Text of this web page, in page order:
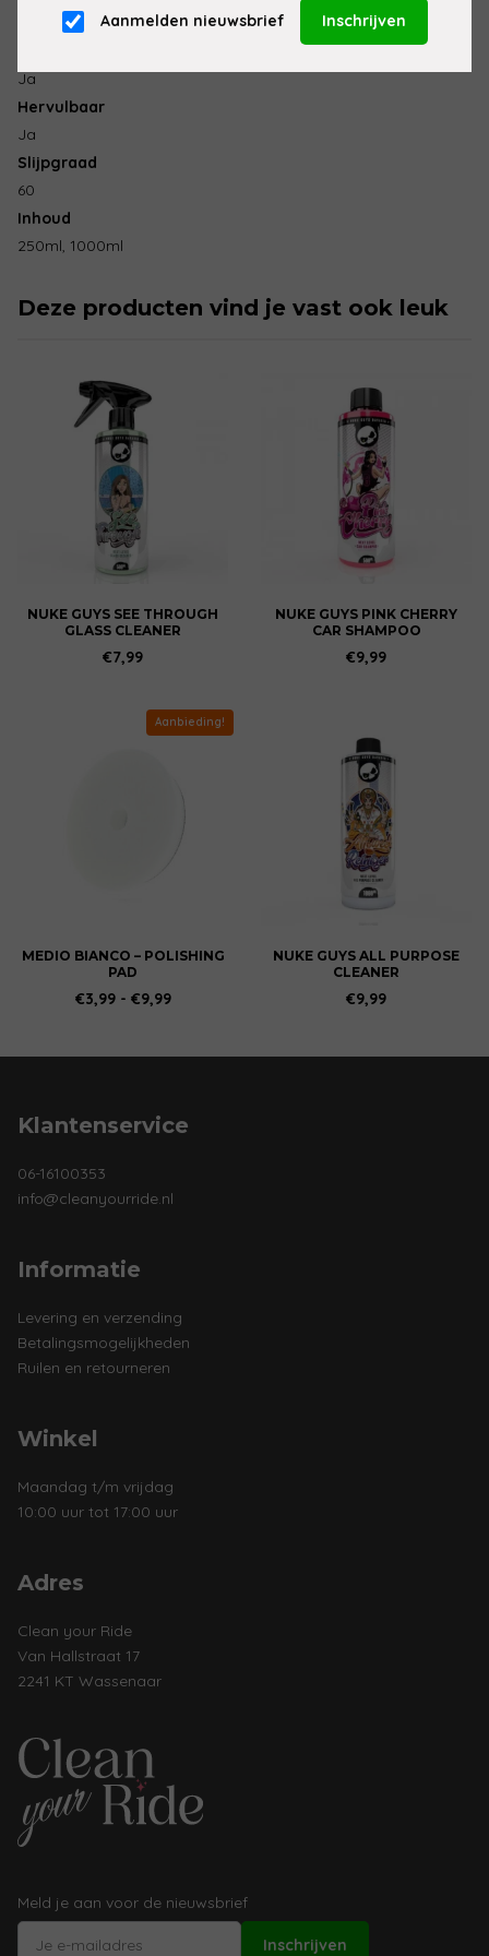
Menzerna
Ja
Hervulbaar
Ja
Slijpgraad
60
Inhoud
250ml, 1000ml
Deze producten vind je vast ook leuk
NUKE GUYS SEE THROUGH
GLASS CLEANER
€7,99
NUKE GUYS PINK CHERRY
CAR SHAMPOO
€9,99
Aanbieding!
MEDIO BIANCO – POLISHING
PAD
€3,99 - €9,99Prijsklasse:
worden
op
de
NUKE GUYS ALL PURPOSE
CLEANER
€9,99
Klantenservice
06-16100353
info@cleanyourride.nl
Informatie
Levering en verzending
Betalingsmogelijkheden
Ruilen en retourneren
Winkel
Maandag t/m vrijdag
10:00 uur tot 17:00 uur
Adres
Clean your Ride
Van Hallstraat 17
2241 KT Wassenaar
Meld je aan voor de nieuwsbrief
Aanmelden nieuwsbrief